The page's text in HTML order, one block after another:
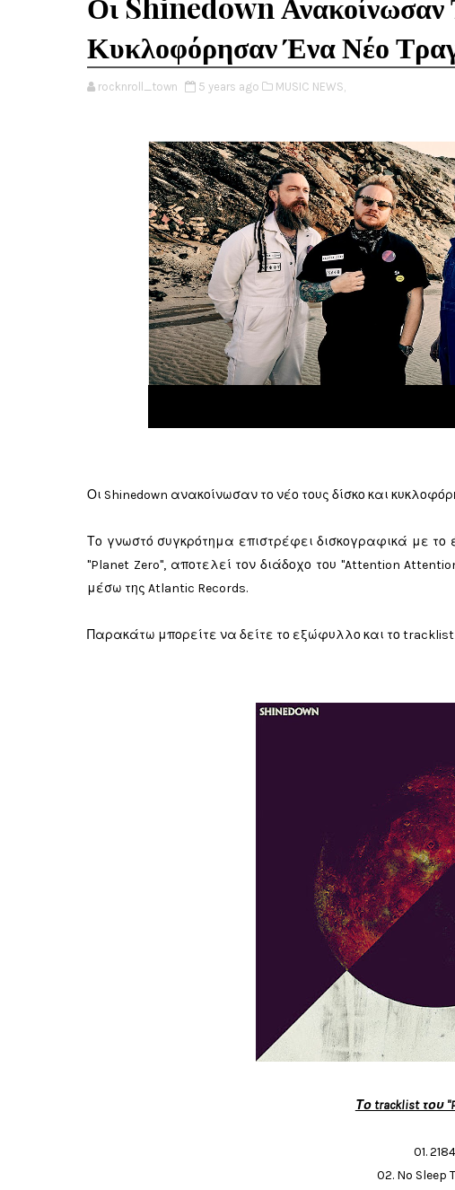
Κυκλοφόρησαν Ένα Νέο
rocknroll_town 5 years ago MUSIC NEWS,
Οι Shinedown ανακοίνωσαν το νέο τους δίσκο και
Το γνωστό συγκρότημα επιστρέφει δισκογραφικά με το
"Planet Zero", αποτελεί τον διάδοχο του "Attention
μέσω της Atlantic Records.
Παρακάτω μπορείτε να δείτε το εξώφυλλο και το tracklist
Το tracklist του
01. 2184
02. No Sleep